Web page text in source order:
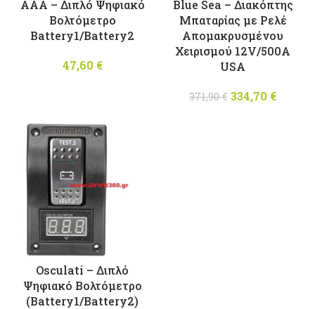
AAA – Διπλό Ψηφιακό
Βολτόμετρο
Battery1/Battery2
47,60 €
Blue Sea – Διακόπτης
Μπαταρίας με Ρελέ
Απομακρυσμένου
Χειρισμού 12V/500Α
USA
371,90€
Original
334,70 €
Osculati – Διπλό
Ψηφιακό Βολτόμετρο
(Battery1/Battery2)